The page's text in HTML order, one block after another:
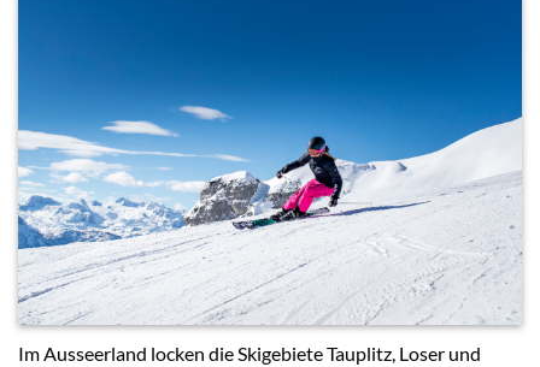
Im Ausseerland locken die Skigebiete Tauplitz, Loser und